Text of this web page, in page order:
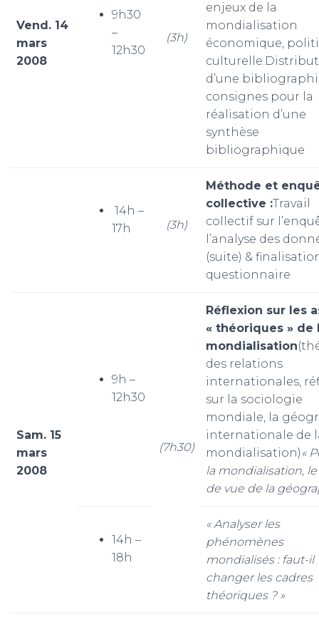
Vend. 14
mars
2008
9h30
–
12h30
(3h)
enjeux de la
mondialisation
économique,
d’une
consignes pour la
réalisation d’une
synthèse
bibliographique
14h –
17h
(3h)
Méthode et
collective :Travail
collectif sur
l’analyse des
(suite) &
questionnaire
Sam. 15
mars
2008
9h –
12h30
(7h30)
Réflexion sur les
« théoriques » de
mondialisation
des relations
internationales,
sur la sociologie
mondiale, la
internationale de
mondialisation) «
la mondialisation,
de vue de la
14h –
18h
« Analyser les
phénomènes
mondialisés : faut-il
changer les cadres
théoriques ? »